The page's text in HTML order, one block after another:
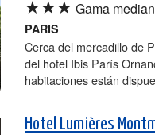
★★★ Gama
PARIS
Cerca del mercadillo de
del hotel Ibis París
habitaciones están
Hotel Lumières